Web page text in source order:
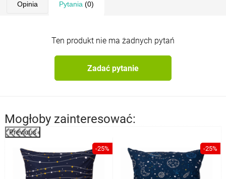
Opinia Pytania (0)
Ten produkt nie ma żadnych pytań
Zadać pytanie
Mogłoby zainteresować:
Previous
-25% -25%